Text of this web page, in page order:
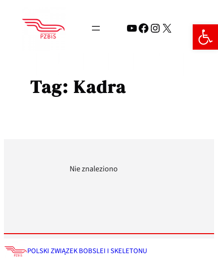
YouTube
Facebook
Instagram
X
Tag: Kadra
Nie znaleziono
POLSKI ZWIĄZEK BOBSLEI I SKELETONU
S
z